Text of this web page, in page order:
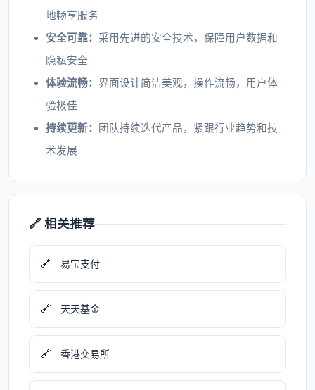
地畅享服务
安全可靠： 采用先进的安全技术，保障用户数据和
隐私安全
体验流畅： 界面设计简洁美观，操作流畅，用户体
验极佳
持续更新：
团队持续迭代产品，紧跟行业趋势和技
术发展
🔗 相关推荐
🔗 易宝支付
🔗 天天基金
🔗 香港交易所